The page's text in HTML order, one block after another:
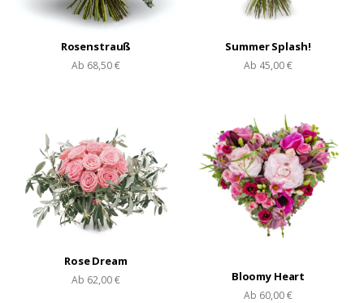
Rosenstrauß
Ab 68,50 €
Summer Splash!
Ab 45,00 €
Rose Dream
Ab 62,00 € Bloomy Heart
Ab 60,00 €